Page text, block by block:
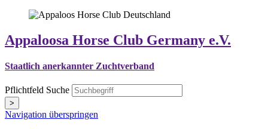
Appaloosa Horse Club Germany e.V.
Staatlich anerkannter Zuchtverband
Pflichtfeld Suche
>
Navigation überspringen